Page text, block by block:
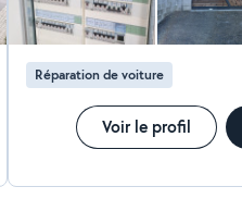
Réparation de voiture
Voir le profil